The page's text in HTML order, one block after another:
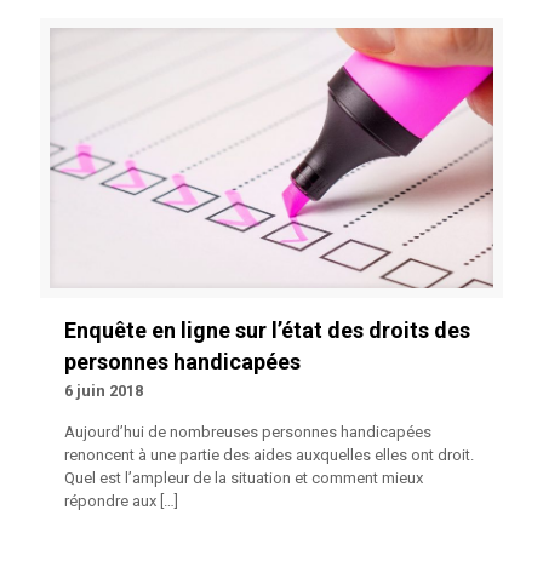
Enquête en ligne sur l’état des droits des
personnes handicapées
6 juin 2018
Aujourd’hui de nombreuses personnes handicapées
renoncent à une partie des aides auxquelles elles ont droit.
Quel est l’ampleur de la situation et comment mieux
répondre aux […]